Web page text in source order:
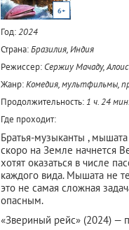
6+
Год:2024
Страна:Бразилия, Индия
Режиссер: Сержиу Мачаду,
Жанр:Комедия, мультфильмы,
Продолжительность: 1 ч. 24 мин.
Где проходит:
Братья-музыканты ,
скоро на Земле начнется
хотят оказаться в числе
каждого вида. Мышата не
это не самая сложная
опасным.
«Звериный рейс» (2024) —